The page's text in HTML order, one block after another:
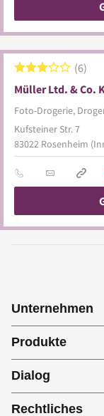
Müller Ltd. & Co.
Foto-Drogerie,
6
Kufsteiner Str. 7
83022 Rosenheim
Unternehmen
Produkte
Dialog
Rechtliches